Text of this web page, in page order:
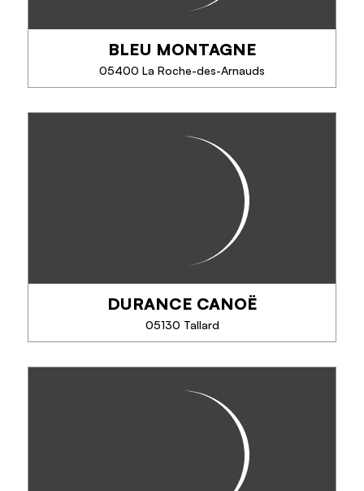
TELEFOON
MEER INFORMATIE
BLEU MONTAGNE
05400 La Roche-des-Arnauds
Eric Fossard biedt zijn diensten aan voor: alpinisme,
klimmen, langlaufen, off track skiën, canyoning, via
ferrata, trektochten en sneeuwraketten.
TELEFOON
MEER INFORMATIE
DURANCE CANOË
05130 Tallard
Ontdek de vallei van de Midden-Durance tussen de
stuwdam van Serre-Ponçon en het kasteel van
Bevers en andere dieren vergezellen je op een